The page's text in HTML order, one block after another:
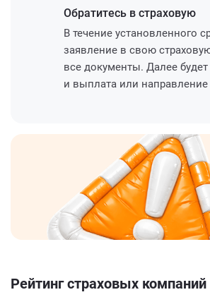
Обратитесь в страховую
В течение установленного
заявление в свою
все документы. Далее будет
и выплата или
Рейтинг страховых